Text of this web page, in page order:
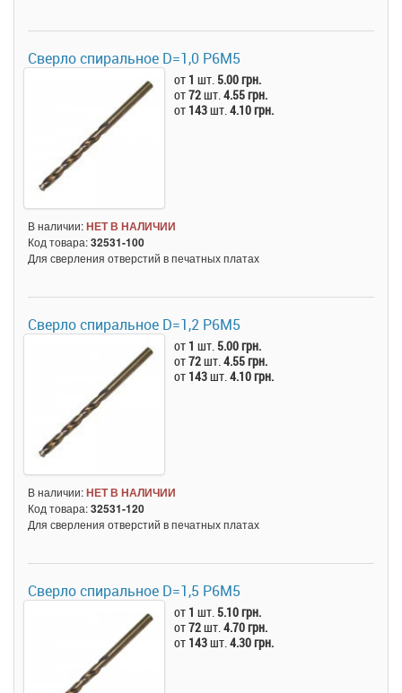
Сверло спиральное D=1,0 Р6М5
от 1 шт. 5.00 грн.
от72шт.4.55 грн.
от 143шт.4.10 грн.
В наличии:НЕТ В НАЛИЧИИ
Код товара:32531-100
Для сверления отверстий в печатных платах
Сверло спиральное D=1,2 Р6M5
от 1 шт. 5.00 грн.
от72шт.4.55 грн.
от 143шт.4.10 грн.
В наличии:НЕТ В НАЛИЧИИ
Код товара:32531-120
Для сверления отверстий в печатных платах
Сверло спиральное D=1,5 Р6M5
от 1 шт. 5.10 грн.
от72шт.4.70 грн.
от 143шт.4.30 грн.